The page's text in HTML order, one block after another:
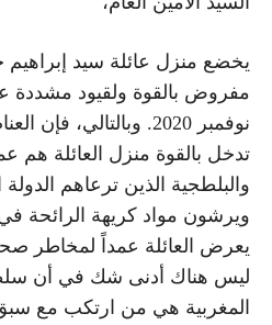
يخضع منزل عائلة سيد
نوفمبر 2020. وبالتالي،
تدخل بالقوة منزل العائلة هم
والبلطجية الذين ترعاهم الدولة
ويرشون مواد كريهة الرائحة
يعرض العائلة عمداً لمخاطر
ليس هناك أدنى شك في أن
المغربية هي من ارتكب مع